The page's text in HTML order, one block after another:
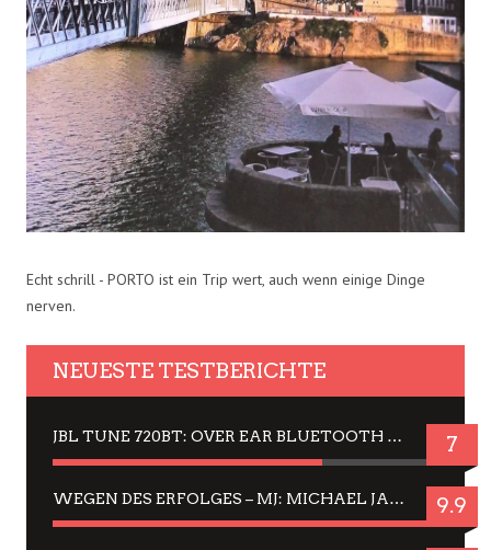
Echt schrill - PORTO ist ein Trip wert, auch wenn einige Dinge
nerven.
NEUESTE TESTBERICHTE
JBL TUNE 720BT: OVER EAR BLUETOOTH KOPFHÖRER UM DIE 50,-€ IM DAUER-TEST 7
WEGEN DES ERFOLGES – MJ: MICHAEL JACKSON MUSICAL IN EINER MATINEE SEHEN 9.9